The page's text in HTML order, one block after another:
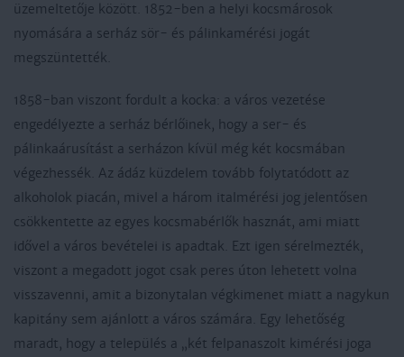
üzemeltetője között. 1852-ben a helyi kocsmárosok
nyomására a serház sör- és pálinkamérési jogát
megszüntették.
1858-ban viszont fordult a kocka: a város vezetése
engedélyezte a serház bérlőinek, hogy a ser- és
pálinkaárusítást a serházon kívül még két kocsmában
végezhessék. Az ádáz küzdelem tovább folytatódott az
alkoholok piacán, mivel a három italmérési jog jelentősen
csökkentette az egyes kocsmabérlők hasznát, ami miatt
idővel a város bevételei is apadtak. Ezt igen sérelmezték,
viszont a megadott jogot csak peres úton lehetett volna
visszavenni, amit a bizonytalan végkimenet miatt a nagykun
kapitány sem ajánlott a város számára. Egy lehetőség
maradt, hogy a település a „két felpanaszolt kimérési joga